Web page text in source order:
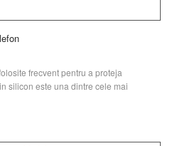
frecvent pentru a proteja
silicon este una dintre cele mai
cum ar fi